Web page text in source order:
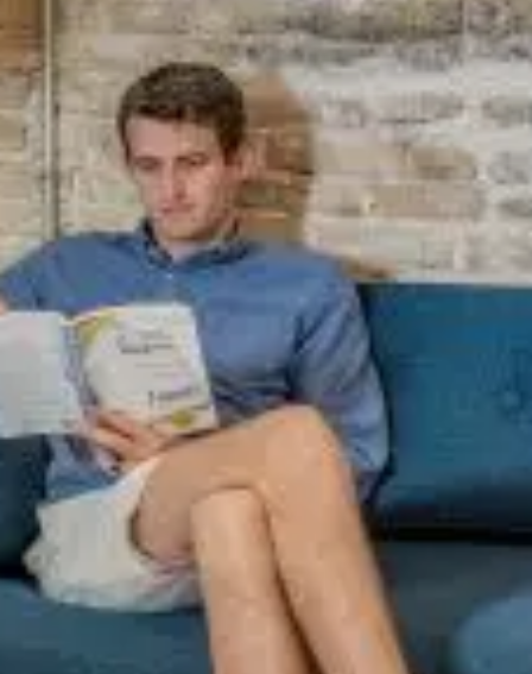
Réseau international
Nos partenaires
Qui sommes-nous?
Équipe brevets
Équipe marques
Avocats
Nous rejoindre
Start-up
Porteurs de projets
Grands comptes
Laboratoires et Universités